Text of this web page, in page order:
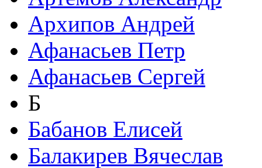
Архипов Андрей
Афанасьев Петр
Афанасьев Сергей
Б
Бабанов Елисей
Балакирев Вячеслав